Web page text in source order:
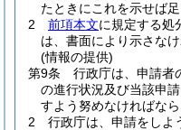
たときにこれを示せば足
2
前項本文に規定する処
は、書面により示さなけ
(情報の提供)
第9条
行政庁は、申請者
の進行状況及び当該申
すよう努めなければなら
2
行政庁は、申請をしよ